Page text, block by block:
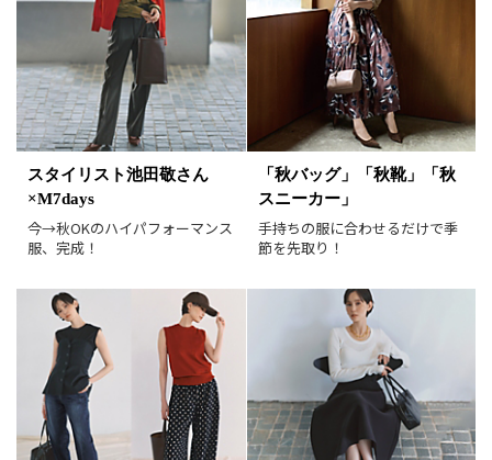
30件 90件
並び順 おすすめ順
人気順
新着順
価格が安い順
価格が高い順
値下げ実施日順
ホワイト ブラック
グレー
ベージュ
ブラウン
オレンジ
イエロー
レッド
ピンク
パープル
グリーン
ブルー
スタイリスト池田敬さん
×M7days
今→秋OKのハイパフォーマンス
服、完成！
「秋バッグ」「秋靴」「秋
スニーカー」
手持ちの服に合わせるだけで季
節を先取り！